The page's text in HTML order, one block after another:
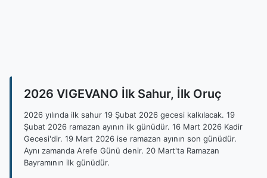
2026 VIGEVANO İlk Sahur, İlk Oruç
2026 yılında ilk sahur 19 Şubat 2026 gecesi kalkılacak. 19
Şubat 2026 ramazan ayının ilk günüdür. 16 Mart 2026 Kadir
Gecesi'dir. 19 Mart 2026 ise ramazan ayının son günüdür.
Aynı zamanda Arefe Günü denir. 20 Mart'ta Ramazan
Bayramının ilk günüdür.